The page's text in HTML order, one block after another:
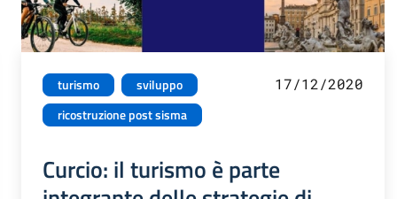
turismo
sviluppo
ricostruzione post sisma
17/12/2020
Curcio: il turismo è parte